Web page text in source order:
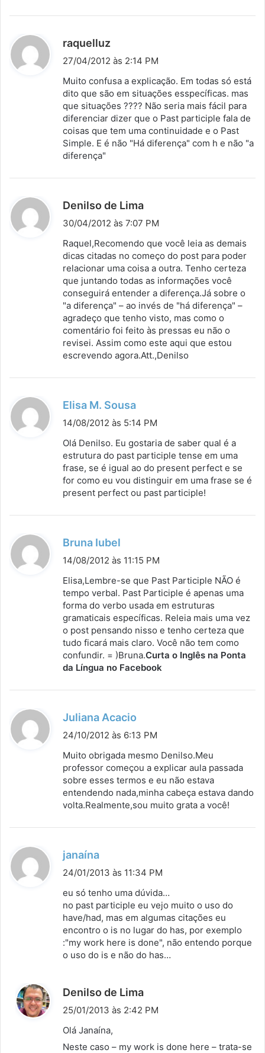
raquelluz
s
e
:
27/04/2012 às 2:14 PM
Muito confusa a explicação. Em todas só está
dito que são em situações esspecíficas. mas
que situações ???? Não seria mais fácil para
diferenciar dizer que o Past participle fala de
coisas que tem uma continuidade e o Past
Simple. E é não "Há diferença" com h e não "a
diferença"
Denilso de Lima
s
e
:
30/04/2012 às 7:07 PM
Raquel,Recomendo que você leia as demais
dicas citadas no começo do post para poder
relacionar uma coisa a outra. Tenho certeza
que juntando todas as informações você
conseguirá entender a diferença.Já sobre o
"a diferença" – ao invés de "há diferença" –
agradeço que tenho visto, mas como o
comentário foi feito às pressas eu não o
revisei. Assim como este aqui que estou
escrevendo agora.Att.,Denilso
Elisa M. Sousa
i
s
e
:
14/08/2012 às 5:14 PM
Olá Denilso. Eu gostaria de saber qual é a
estrutura do past participle tense em uma
frase, se é igual ao do present perfect e se
for como eu vou distinguir em uma frase se é
present perfect ou past participle!
Bruna Iubel
s
e
:
14/08/2012 às 11:15 PM
Elisa,Lembre-se que Past Participle NÃO é
tempo verbal. Past Participle é apenas uma
forma do verbo usada em estruturas
gramaticais específicas. Releia mais uma vez
o post pensando nisso e tenho certeza que
tudo ficará mais claro. Você não tem como
confundir. = )Bruna.Curta o Inglês na Ponta
da Língua no Facebook
Juliana Acacio
i
s
e
:
24/10/2012 às 6:13 PM
Muito obrigada mesmo Denilso.Meu
professor começou a explicar aula passada
sobre esses termos e eu não estava
entendendo nada,minha cabeça estava dando
volta.Realmente,sou muito grata a você!
janaína
i
s
e
:
24/01/2013 às 11:34 PM
eu só tenho uma dúvida…
no past participle eu vejo muito o uso do
have/had, mas em algumas citações eu
encontro o is no lugar do has, por exemplo
:"my work here is done", não entendo porque
o uso do is e não do has…
Denilso de Lima
i
25/01/2013 às 2:42 PM
Olá Janaína,
Neste caso – my work is done here – trata-se